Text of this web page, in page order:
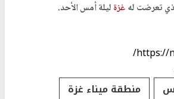
تعرضت لهغزةليلة أمس الأحد.
https://
منطقة ميناء غزة